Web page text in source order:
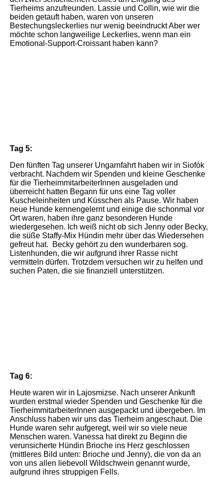
Tierheims anzufreunden. Lassie und Collin, wie wir die
beiden getauft haben, waren von unseren
Bestechungsleckerlies nur wenig beeindruckt Aber wer
möchte schon langweilige Leckerlies, wenn man ein
Emotional-Support-Croissant haben kann?
Tag 5:
Den fünften Tag unserer Ungarnfahrt haben wir in Siofók
verbracht. Nachdem wir Spenden und kleine Geschenke
für die TierheimmitarbeiterInnen ausgeladen und
überreicht hatten Begann für uns eine Tag voller
Kuscheleinheiten und Küsschen als Pause. Wir haben
neue Hunde kennengelernt und einige die schonmal vor
Ort waren, haben ihre ganz besonderen Hunde
wiedergesehen. Ich weiß nicht ob sich Jenny oder Becky,
die süße Staffy-Mix Hündin mehr über das Wiedersehen
gefreut hat. Becky gehört zu den wunderbaren sog.
Listenhunden, die wir aufgrund ihrer Rasse nicht
vermitteln dürfen. Trotzdem versuchen wir zu helfen und
suchen Paten, die sie finanziell unterstützen.
Tag 6:
Heute waren wir in Lajosmizse. Nach unserer Ankunft
wurden erstmal wieder Spenden und Geschenke für die
TierheimmitarbeiterInnen ausgepackt und übergeben. Im
Anschluss haben wir uns das Tierheim angeschaut. Die
Hunde waren sehr aufgeregt, weil wir so viele neue
Menschen waren. Vanessa hat direkt zu Beginn die
verunsicherte Hündin Brioche ins Herz geschlossen
(mittleres Bild unten: Brioche und Jenny), die von da an
von uns allen liebevoll Wildschwein genannt wurde,
aufgrund ihres struppigen Fells.